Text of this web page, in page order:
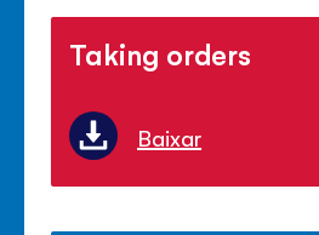
Taking orders
Baixar